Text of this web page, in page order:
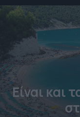
Είναι και